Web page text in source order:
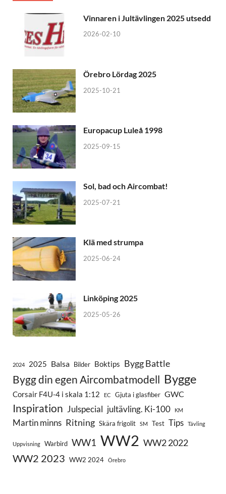
Vinnaren i Jultävlingen 2025 utsedd
2026-02-10
Örebro Lördag 2025
2025-10-21
Europacup Luleå 1998
2025-09-15
Sol, bad och Aircombat!
2025-07-21
Klä med strumpa
2025-06-24
Linköping 2025
2025-05-26
2024 2025 Balsa Bilder Boktips Bygg Battle
Bygg din egen Aircombatmodell Bygge
Corsair F4U-4 i skala 1:12 EC Gjuta i glasfiber GWC
Inspiration Julspecial jultävling. Ki-100 KM
Martin minns Ritning Skära frigolit SM Test Tips Tävling
Uppvisning Warbird WW1 WW2 WW2 2022
WW2 2023 WW2 2024 Örebro